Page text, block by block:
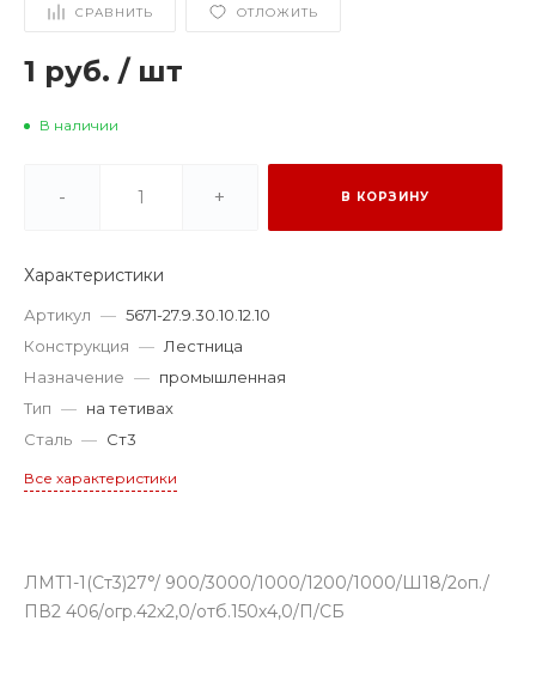
СРАВНИТЬ ОТЛОЖИТЬ
1 руб. / шт
В наличии
- + В КОРЗИНУ
Характеристики
Артикул — 5671-27.9.30.10.12.10
Конструкция — Лестница
Назначение — промышленная
Тип — на тетивах
Сталь — Ст3
Все характеристики
ЛМТ1-1(Ст3)27°/ 900/3000/1000/1200/1000/Ш18/2оп./
ПВ2 406/огр.42х2,0/отб.150х4,0/П/СБ